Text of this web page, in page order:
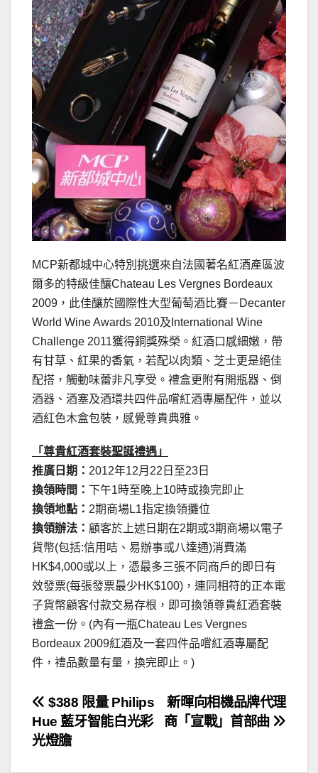
MCP新都城中心特別挑選來自法國著名紅酒產區波
爾多的特級佳釀Chateau Les Vergnes Bordeaux
2009，此佳釀於國際性大型葡萄酒比賽－Decanter
World Wine Awards 2010及International Wine
Challenge 2011獲得銅獎殊榮。紅酒口感細嫩，帶
有甘草、紅果的香氣，若配以肉類、芝士更是絕佳
配搭，觸動味蕾非凡享受。禮盒更附有開瓶器、倒
酒器、酒塞及酒環共四件品嚐紅酒專屬配件，並以
酒紅色木盒包裝，感覺尊貴典雅。
「尊貴紅酒套裝聖誕禮遇」
推廣日期： 2012年12月22日至23日
換領時間： 下午1時至晚上10時或換完即止
換領地點： 2期商場L1指定換領攤位
換領辦法： 顧客於上述日期在2期或3期商場以電子
貨幣(包括:信用咭、易辦事或八達通)消費滿
HK$4,000或以上，憑最多三張不同商戶的即日有
效發票(每張發票最少HK$100)，連同相符的正本電
子貨幣顧客付款交易存根，即可換領尊貴紅酒套裝
禮盒一份。(內有一瓶Chateau Les Vergnes
Bordeaux 2009紅酒及一套四件品嚐紅酒專屬配
件，禮品數量有量，換完即止。)
文
章
導
新暉向相機品牌代理
商「宣戰」首部曲
$388 限量 Philips
Hue 藍牙智能白光彩
光燈膽